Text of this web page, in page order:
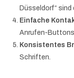
Düsseldorf“
Einfache
Anrufen-
Konsistentes
Schriften.